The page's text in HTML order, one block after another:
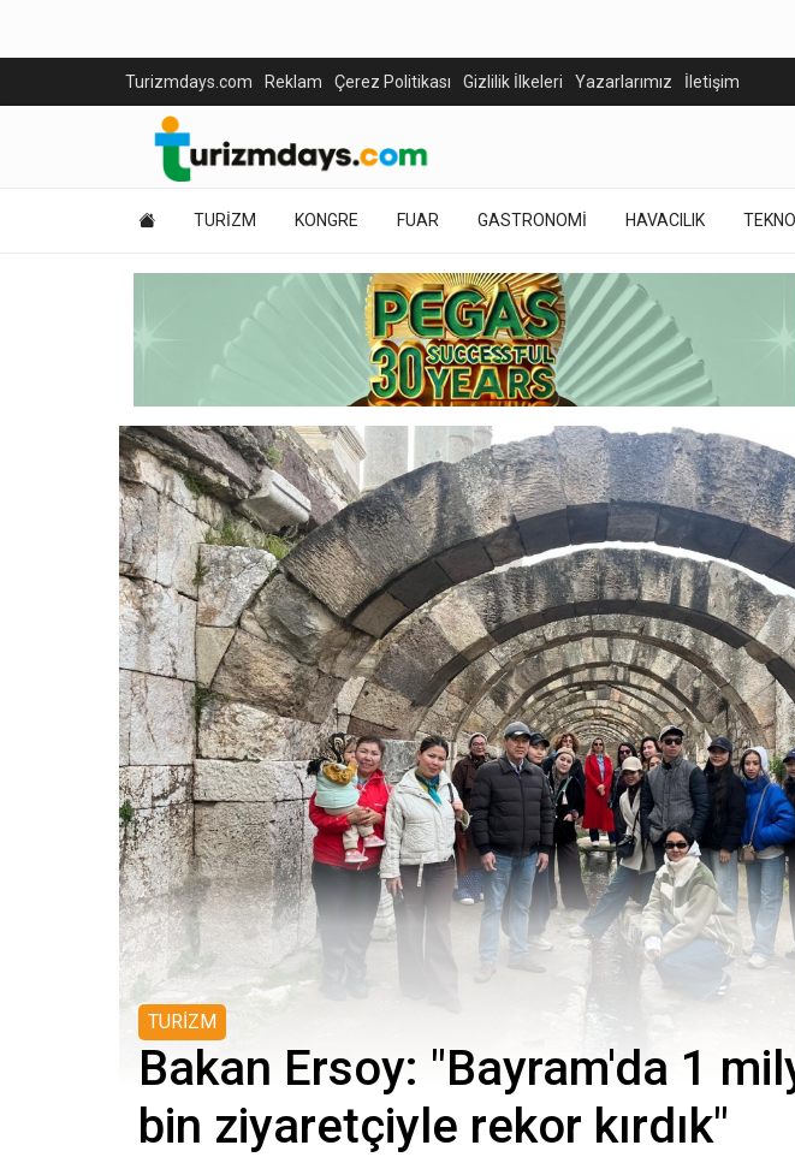
Turizmdays.com Reklam Çerez Politikası Gizlilik İlkeleri Yazarlarımız İletişim
TURİZM KONGRE FUAR GASTRONOMİ HAVACILIK
TURİZM
Bakan Ersoy: "Bayram'da 1
bin ziyaretçiyle rekor kırdık"